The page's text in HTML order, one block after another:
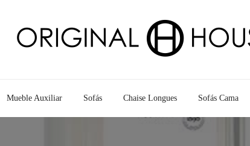
Mueble Auxiliar Sofás Chaise Longues Sofás Cama